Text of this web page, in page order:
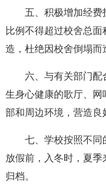
五、积极增加经
比例不得超过校舍总
造，杜绝因校舍倒塌而
六、与有关部门配
生身心健康的歌厅、
部和周边环境，营造良
七、学校按照不同
放假前，入冬时，夏
归档。